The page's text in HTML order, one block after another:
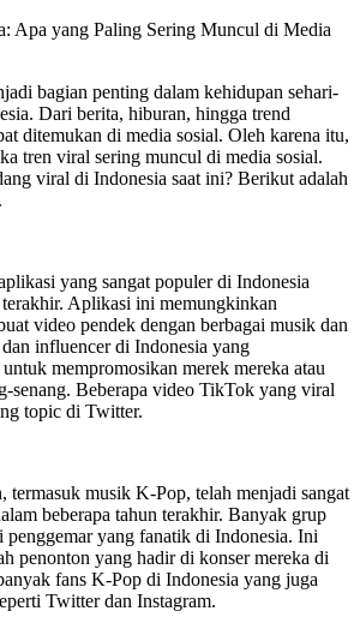
Apa yang Paling Sering Muncul di Media
bagian penting dalam kehidupan sehari-
Dari berita, hiburan, hingga trend
ditemukan di media sosial. Oleh karena itu,
tren viral sering muncul di media sosial.
viral di Indonesia saat ini? Berikut adalah
yang sangat populer di Indonesia
terakhir. Aplikasi ini memungkinkan
video pendek dengan berbagai musik dan
influencer di Indonesia yang
mempromosikan merek mereka atau
senang. Beberapa video TikTok yang viral
topic di Twitter.
termasuk musik K-Pop, telah menjadi sangat
beberapa tahun terakhir. Banyak grup
yang fanatik di Indonesia. Ini
penonton yang hadir di konser mereka di
fans K-Pop di Indonesia yang juga
Twitter dan Instagram.